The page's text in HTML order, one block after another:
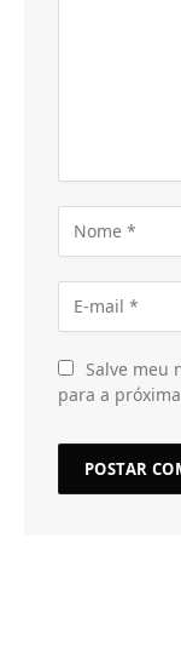
Salve meu
para a